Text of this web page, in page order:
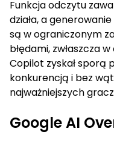
Funkcja odczytu
działa, a
są w ograniczonym
błędami, zwłaszcza
Copilot zyskał sporą
konkurencją i bez
najważniejszych
Google AI